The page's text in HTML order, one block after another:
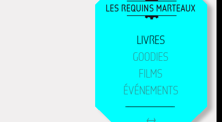
LIVRES
GOODIES
FILMS
ÉVÉNEMENTS